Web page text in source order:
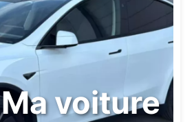
Ma voiture